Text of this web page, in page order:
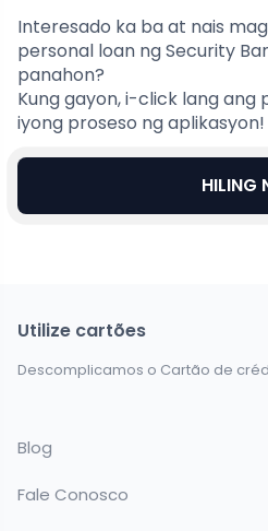
Interesado ka ba at nais
personal loan ng Security
panahon?
Kung gayon, i-click lang ang
iyong proseso ng aplikasyon!
HILING
Utilize cartões
Descomplicamos o Cartão de
Blog
Fale Conosco